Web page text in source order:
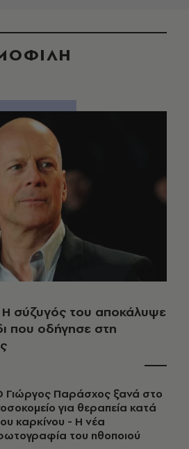
Η σύζυγός του αποκάλυψε
που οδήγησε στη
Γιώργος Παράσχος ξανά στο
για θεραπεία κατά
καρκίνου - Η νέα
του ηθοποιού